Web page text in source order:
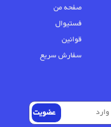
صفحه من
فستیوال
قوانین
سفارش سریع